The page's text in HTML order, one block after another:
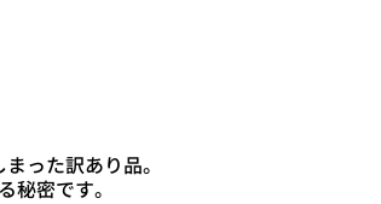
った訳あり品。
秘密です。